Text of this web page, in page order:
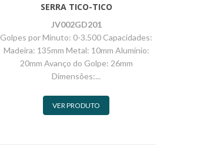
SERRA TICO-TICO
JV002GD201
Golpes por Minuto: 0-3.500 Capacidades:
Madeira: 135mm Metal: 10mm Alumínio:
20mm Avanço do Golpe: 26mm
Dimensões:...
VER PRODUTO